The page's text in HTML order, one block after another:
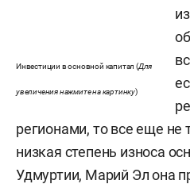
Инвестиции в основной капитал (Для
увеличения нажмите на картинку)
регионами, то все еще не
низкая степень износа
Удмуртии, Марий Эл она